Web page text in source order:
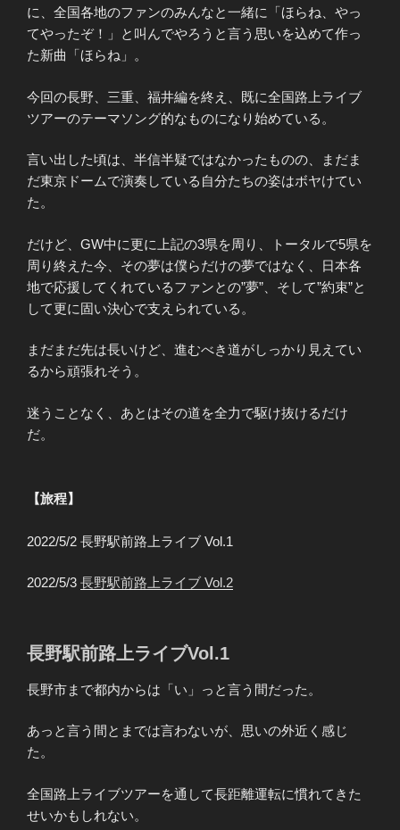
に、全国各地のファンのみんなと一緒に「ほらね、やっ
てやったぞ！」と叫んでやろうと言う思いを込めて作っ
た新曲「ほらね」。
今回の長野、三重、福井編を終え、既に全国路上ライブ
ツアーのテーマソング的なものになり始めている。
言い出した頃は、半信半疑ではなかったものの、まだま
だ東京ドームで演奏している自分たちの姿はボヤけてい
た。
だけど、GW中に更に上記の3県を周り、トータルで5県を
周り終えた今、その夢は僕らだけの夢ではなく、日本各
地で応援してくれているファンとの”夢”、そして”約束”と
して更に固い決心で支えられている。
まだまだ先は長いけど、進むべき道がしっかり見えてい
るから頑張れそう。
迷うことなく、あとはその道を全力で駆け抜けるだけ
だ。
【旅程】
2022/5/2 長野駅前路上ライブ Vol.1
2022/5/3 長野駅前路上ライブ Vol.2
長野駅前路上ライブVol.1
長野市まで都内からは「い」っと言う間だった。
あっと言う間とまでは言わないが、思いの外近く感じ
た。
全国路上ライブツアーを通して長距離運転に慣れてきた
せいかもしれない。